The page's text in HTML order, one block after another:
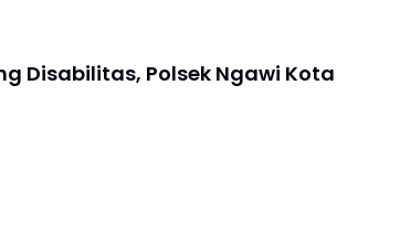
Disabilitas, Polsek Ngawi Kota